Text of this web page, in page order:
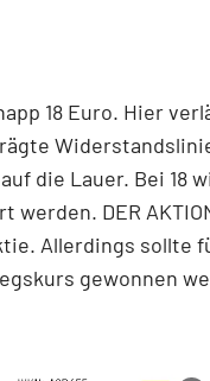
18 Euro. Hier
die Lauer. Bei 18
DER
Allerdings sollte
gewonnen